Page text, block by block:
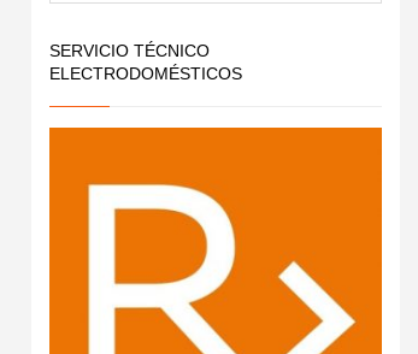
SERVICIO TÉCNICO
ELECTRODOMÉSTICOS